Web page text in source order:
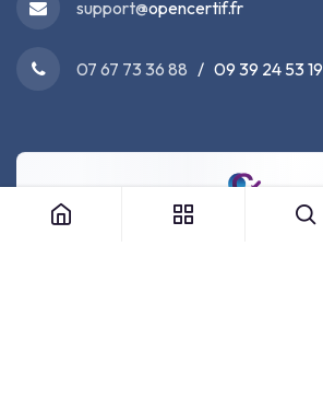
support@opencertif.fr
07 67 73 36 88 / 09 39 24 53 19